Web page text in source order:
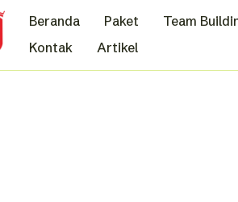
Beranda Paket Team
Kontak
Artikel